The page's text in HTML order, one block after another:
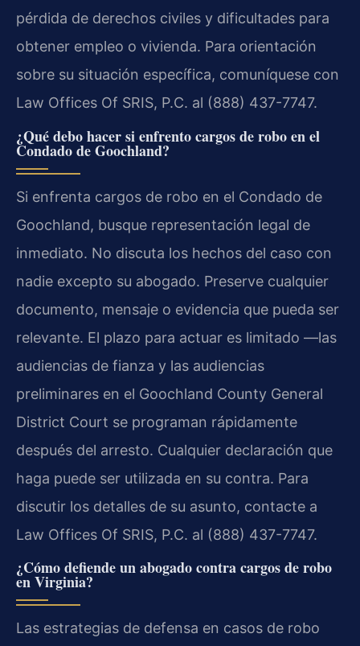
pérdida de derechos civiles y dificultades para
obtener empleo o vivienda. Para orientación
sobre su situación específica, comuníquese con
Law Offices Of SRIS, P.C. al (888) 437-7747.
¿Qué debo hacer si enfrento cargos de robo en el
Condado de Goochland?
Si enfrenta cargos de robo en el Condado de
Goochland, busque representación legal de
inmediato. No discuta los hechos del caso con
nadie excepto su abogado. Preserve cualquier
documento, mensaje o evidencia que pueda ser
relevante. El plazo para actuar es limitado —las
audiencias de fianza y las audiencias
preliminares en el Goochland County General
District Court se programan rápidamente
después del arresto. Cualquier declaración que
haga puede ser utilizada en su contra. Para
discutir los detalles de su asunto, contacte a
Law Offices Of SRIS, P.C. al (888) 437-7747.
¿Cómo defiende un abogado contra cargos de robo
en Virginia?
Las estrategias de defensa en casos de robo